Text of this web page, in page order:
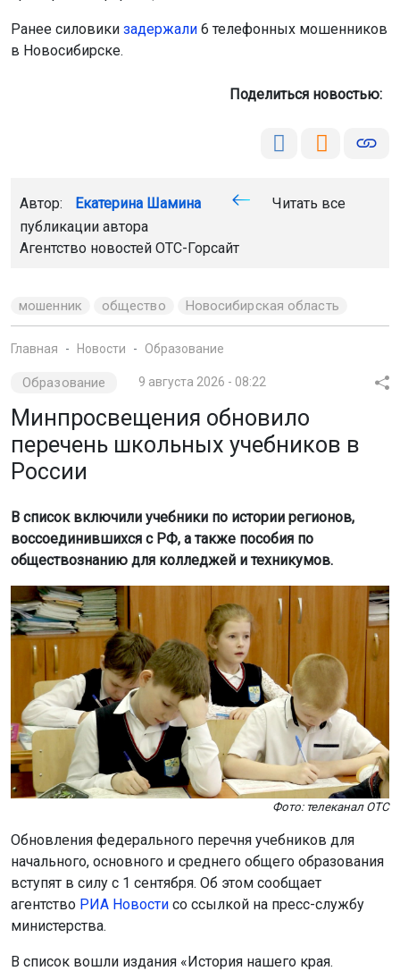
Ранее силовики задержали 6 телефонных мошенников
в Новосибирске.
Поделиться новостью:
Автор: Екатерина Шамина
Читать все
публикации автора
Агентство новостей ОТС-Горсайт
мошенник общество Новосибирская область
Главная Новости Образование
Образование 9 августа 2026 - 08:22
Минпросвещения обновило
перечень школьных учебников в
России
В список включили учебники по истории регионов,
воссоединившихся с РФ, а также пособия по
обществознанию для колледжей и техникумов.
Фото: телеканал ОТС
Обновления федерального перечня учебников для
начального, основного и среднего общего образования
вступят в силу с 1 сентября. Об этом сообщает
агентство РИА Новости со ссылкой на пресс-службу
министерства.
В список вошли издания «История нашего края.